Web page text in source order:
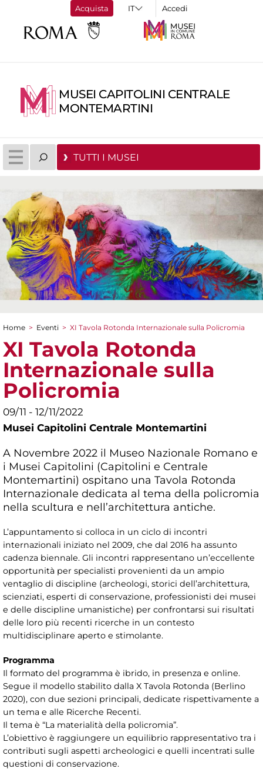
Acquista Accedi
MUSEI CAPITOLINI CENTRALE
MONTEMARTINI
TUTTI I MUSEI
Tu sei qui
Home > Eventi > XI Tavola Rotonda Internazionale sulla Policromia
XI Tavola Rotonda
Internazionale sulla
Policromia
09/11 - 12/11/2022
Musei Capitolini Centrale Montemartini
A Novembre 2022 il Museo Nazionale Romano e
i Musei Capitolini (Capitolini e Centrale
Montemartini) ospitano una Tavola Rotonda
Internazionale dedicata al tema della policromia
nella scultura e nell’architettura antiche.
L’appuntamento si colloca in un ciclo di incontri
internazionali iniziato nel 2009, che dal 2016 ha assunto
cadenza biennale. Gli incontri rappresentano un’eccellente
opportunità per specialisti provenienti da un ampio
ventaglio di discipline (archeologi, storici dell’architettura,
scienziati, esperti di conservazione, professionisti dei musei
e delle discipline umanistiche) per confrontarsi sui risultati
delle loro più recenti ricerche in un contesto
multidisciplinare aperto e stimolante.
Programma
Il formato del programma è ibrido, in presenza e online.
Segue il modello stabilito dalla X Tavola Rotonda (Berlino
2020), con due sezioni principali, dedicate rispettivamente a
un tema e alle Ricerche Recenti.
Il tema è “La materialità della policromia”.
L’obiettivo è raggiungere un equilibrio rappresentativo tra i
contributi sugli aspetti archeologici e quelli incentrati sulle
questioni di conservazione.